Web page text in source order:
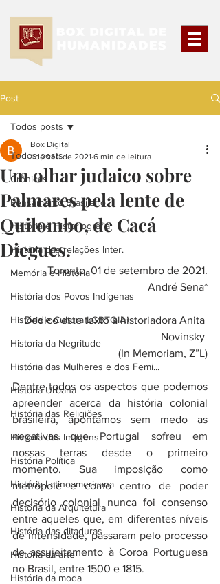
Post
Todos posts
Crônicas
Pensamento Brasileiro
História e Historiografia
História das relações Inter.
Memória e História
História dos Povos Indígenas
História e Cultura LGBTQIA+
Historia da Negritude
História das Mulheres e dos Femi...
História Urbana
História das Religiões
História das Imagens
História Política
História Latinoamericana
História da Arquitetura
História das ditaduras
História da arte
História da moda
Todos posts
Um olhar judaico sobre
Palmares pela lente de
Quilombo, de Cacá
Diegues.
Box Digital
1 de set. de 2021 6 min de leitura
Toronto, 01 de setembro de 2021.
André Sena*
Dedico este texto a historiadora Anita
Novinsky
(In Memoriam, Z”L)
Dentre todos os aspectos que podemos
apreender acerca da história colonial
brasileira, apontamos sem medo as
negativas que Portugal sofreu em
nossas terras desde o primeiro
momento. Sua imposição como
metrópole e como centro de poder
decisório colonial nunca foi consenso
entre aqueles que, em diferentes níveis
de intensidade, passaram pelo processo
de assujeitamento à Coroa Portuguesa
no Brasil, entre 1500 e 1815.